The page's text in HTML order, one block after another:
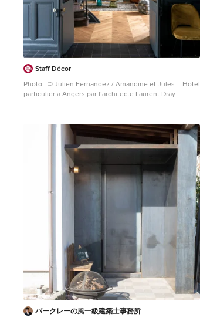
Staff Décor
Photo : © Julien Fernandez / Amandine et Jules – Hotel
particulier a Angers par l’architecte Laurent Dray.
Wandpaneelen in Angers
バークレーの風一級建築士事務所